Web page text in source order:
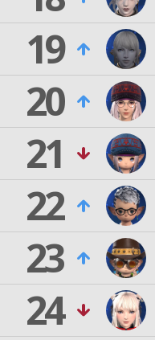
19
20
21
22
23
24